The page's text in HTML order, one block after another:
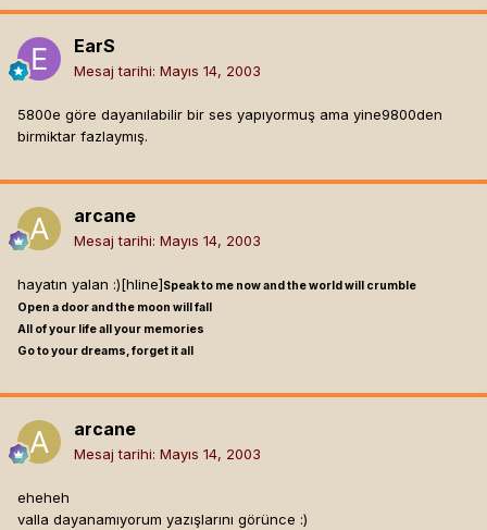
EarS
Mesaj tarihi: Mayıs 14, 2003
5800e göre dayanılabilir bir ses yapıyormuş ama yine9800den
birmiktar fazlaymış.
arcane
Mesaj tarihi: Mayıs 14, 2003
hayatın yalan :)[hline]Speak to me now and the world will crumble
Open a door and the moon will fall
All of your life all your memories
Go to your dreams, forget it all
arcane
Mesaj tarihi: Mayıs 14, 2003
eheheh
valla dayanamıyorum yazışlarını görünce :)